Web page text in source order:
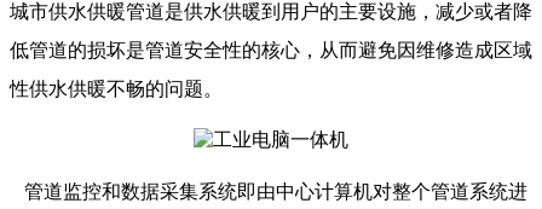
城市供水供暖管道是供水供暖到用户的主要设施，减少或者降
低管道的损坏是管道安全性的核心，从而避免因维修造成区域
性供水供暖不畅的问题。
管道监控和数据采集系统即由中心计算机对整个管道系统进